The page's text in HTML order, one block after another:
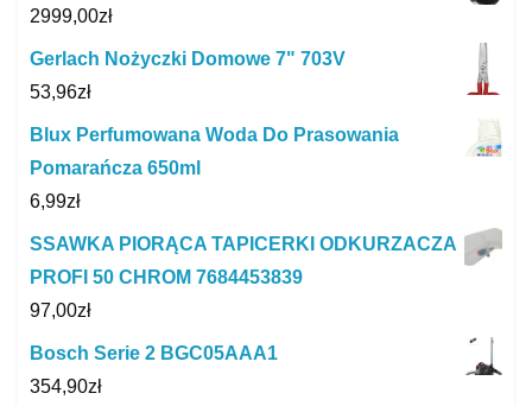
2999,00zł
Gerlach Nożyczki Domowe 7" 703V
53,96zł
Blux Perfumowana Woda Do Prasowania
Pomarańcza 650ml
6,99zł
SSAWKA PIORĄCA TAPICERKI ODKURZACZA
PROFI 50 CHROM 7684453839
97,00zł
Bosch Serie 2 BGC05AAA1
354,90zł